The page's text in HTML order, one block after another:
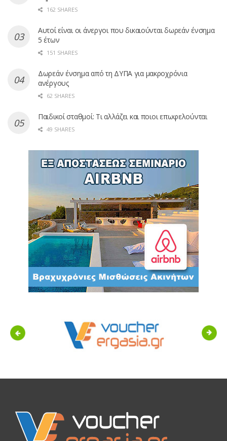
162 SHARES
Αυτοί είναι οι άνεργοι που δικαιούνται δωρεάν ένσημα
5 έτων
151 SHARES
Δωρεάν ένσημα από τη ΔΥΠΑ για μακροχρόνια
ανέργους
62 SHARES
Παιδικοί σταθμοί: Τι αλλάζει και ποιοι επωφελούνται
49 SHARES
Previous Next